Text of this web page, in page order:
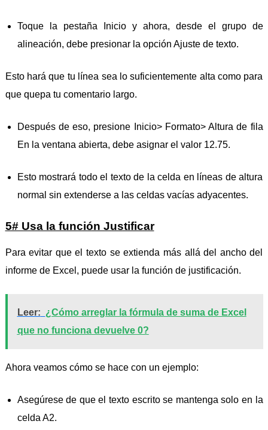
Toque la pestaña Inicio y ahora, desde el grupo de
alineación, debe presionar la opción Ajuste de texto.
Esto hará que tu línea sea lo suficientemente alta como para
que quepa tu comentario largo.
Después de eso, presione Inicio> Formato> Altura de fila
En la ventana abierta, debe asignar el valor 12.75.
Esto mostrará todo el texto de la celda en líneas de altura
normal sin extenderse a las celdas vacías adyacentes.
5# Usa la función Justificar
Para evitar que el texto se extienda más allá del ancho del
informe de Excel, puede usar la función de justificación.
Leer: ¿Cómo arreglar la fórmula de suma de Excel
que no funciona devuelve 0?
Ahora veamos cómo se hace con un ejemplo:
Asegúrese de que el texto escrito se mantenga solo en la
celda A2.